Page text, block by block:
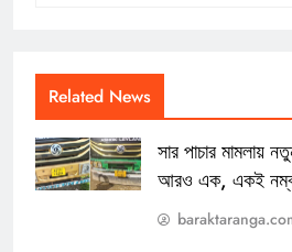
Related News
সার পাচার মামলায়
আরও এক, একই